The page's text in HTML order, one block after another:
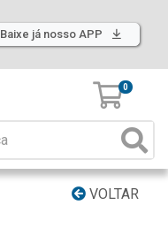
Baixe já nosso APP
0
VOLTAR